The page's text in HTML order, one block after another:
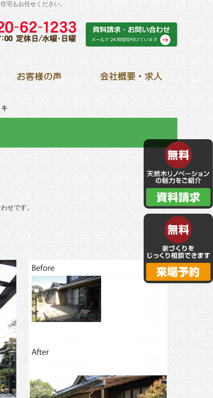
宅もお任せください。
せです。